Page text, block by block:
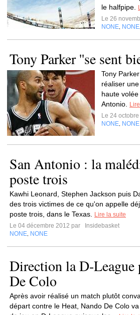
le halfpipe.
Le 26
NONE NONE
Tony Parker ''se sent
Tony
réaliser
haute
Antonio.
Le 24
NONE NONE
San Antonio : la
poste trois
Kawhi Leonard, Stephen Jackson puis
des trois victimes de ce qu'on appelle
poste trois, dans le Texas.
Lire la suite
Le 04 décembre 2012 par
Insidebasket
NONE NONE
Direction la D-League
De Colo
Après avoir réalisé un match plutôt
départ contre le Heat, Nando De Colo